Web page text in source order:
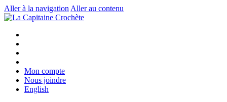
Aller à la navigation Aller au contenu
Mon compte
Nous joindre
English